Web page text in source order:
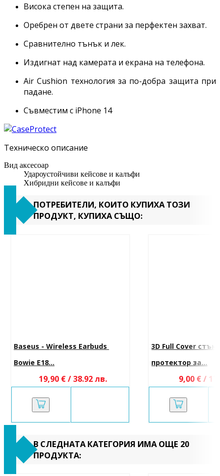
Висока степен на защита.
Оребрен от двете страни за перфектен захват.
Сравнително тънък и лек.
Издигнат над камерата и екрана на телефона.
Air Cushion технология за по-добра защита при
падане.
Съвместим с iPhone 14
Техническо описание
Вид аксесоар
Удароустойчиви кейсове и калъфи
Хибридни кейсове и калъфи
ПОТРЕБИТЕЛИ, КОИТО КУПИХА ТОЗИ
ПРОДУКТ, КУПИХА СЪЩО:
Baseus - Wireless Earbuds
Bowie E18...
19,90 € / 38.92 лв.
3D Full Cover
протектор за...
9,00 € /
В СЛЕДНАТА КАТЕГОРИЯ ИМА ОЩЕ 20
ПРОДУКТА: